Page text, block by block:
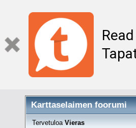
Karttaselaimen foorumi
Tervetuloa Vieras